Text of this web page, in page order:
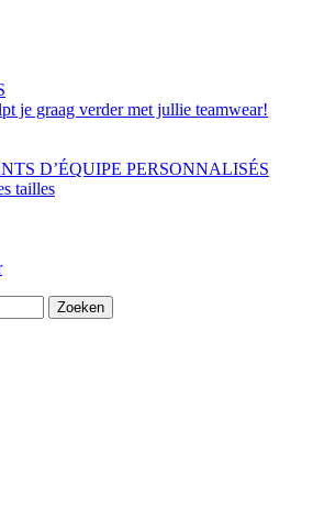
je graag verder met jullie teamwear!
D’ÉQUIPE PERSONNALISÉS
tailles